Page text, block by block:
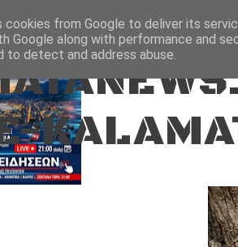
cookies from Google to deliver its
Google along with performance and
to detect and address abuse.